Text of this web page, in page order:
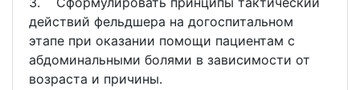
действий фельдшера на догоспитальном
этапе при оказании помощи пациентам с
абдоминальными болями в зависимости от
возраста и причины.